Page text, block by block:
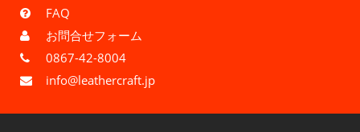
FAQ
お問合せフォーム
0867-42-8004
info@leathercraft.jp